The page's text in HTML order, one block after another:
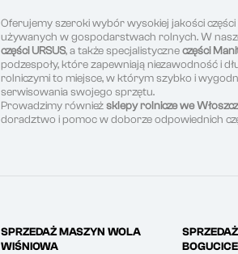
Oferujemy szeroki wybór wysokiej jakości
używanych w gospodarstwach rolnych. W
części URSUS, a także specjalistyczneczęści
podzespoły, które zapewniają niezawodność i
rolniczymi to miejsce, w którym szybko i
serwisowania swojego sprzętu.
Prowadzimy równieżsklepy rolnicze we
doradztwo i pomoc w doborze odpowiednich
SPRZEDAŻ MASZYN WOLA
WIŚNIOWA